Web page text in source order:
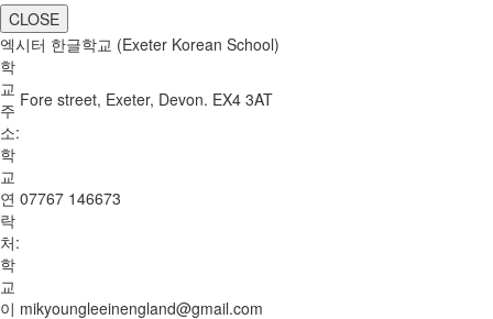
CLOSE
엑시터 한글학교 (Exeter Korean School)
학
교
주
소:
Fore street, Exeter, Devon. EX4 3AT
학
교
연
락
처:
07767 146673
학
교
이 mikyoungleeinengland@gmail.com